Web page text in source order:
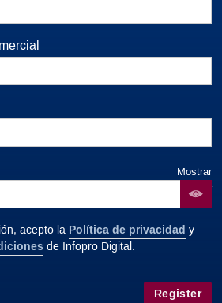
Mostrar
contraseña
acepto la Política de privacidad y
de Infopro Digital.
Register